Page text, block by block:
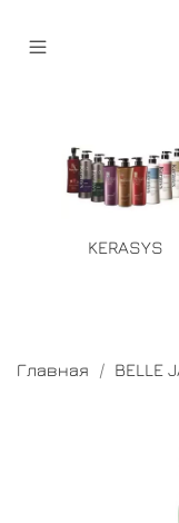
KERASYS
Главная BELLE